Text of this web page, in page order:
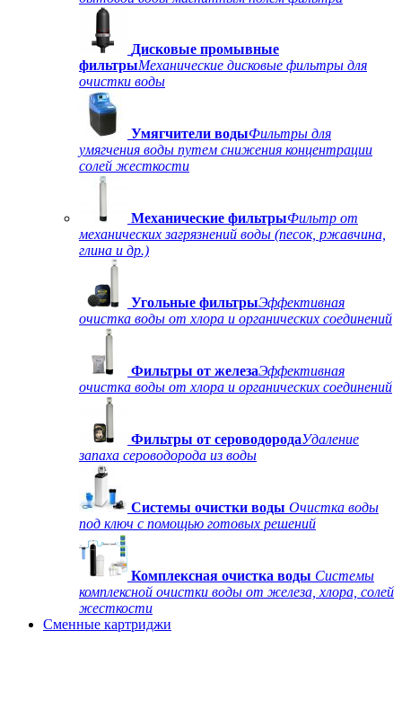
Дисковые промывные
фильтрыМеханические дисковые фильтры для
очистки воды
Умягчители водыФильтры для
умягчения воды путем снижения концентрации
солей жесткости
Механические фильтрыФильтр от
механических загрязнений воды (песок, ржавчина,
глина и др.)
Угольные фильтрыЭффективная
очистка воды от хлора и органических соединений
Фильтры от железаЭффективная
очистка воды от хлора и органических соединений
Фильтры от сероводородаУдаление
запаха сероводорода из воды
Системы очистки воды Очистка воды
под ключ с помощью готовых решений
Комплексная очистка воды Системы
комплексной очистки воды от железа, хлора, солей
жесткости
Сменные картриджи